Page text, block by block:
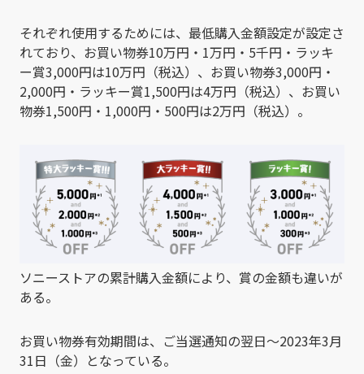
それぞれ使用するためには、最低購入金額設定が設定さ
れており、お買い物券10万円・1万円・5千円・ラッキ
ー賞3,000円は10万円（税込）、お買い物券3,000円・
2,000円・ラッキー賞1,500円は4万円（税込）、お買い
物券1,500円・1,000円・500円は2万円（税込）。
ソニーストアの累計購入金額により、賞の金額も違いが
ある。
お買い物券有効期間は、ご当選通知の翌日～2023年3月
31日（金）となっている。